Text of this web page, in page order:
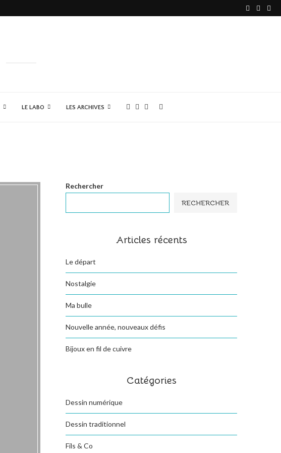
LE LABO LES ARCHIVES
Rechercher
RECHERCHER
Articles récents
Le départ
Nostalgie
Ma bulle
Nouvelle année, nouveaux défis
Bijoux en fil de cuivre
Catégories
Dessin numérique
Dessin traditionnel
Fils & Co